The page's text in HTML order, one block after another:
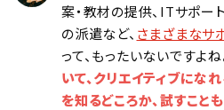
案・教材の提供、ITサポー
の派遣など、 さまざまなサ
って、もったいないですよね
いて、クリエイティブにな
を知るどころか、試すこと